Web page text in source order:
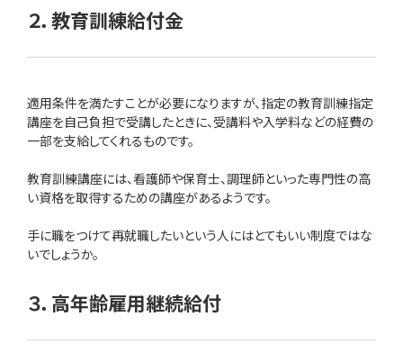
２．教育訓練給付金
適用条件を満たすことが必要になりますが、指定の教育訓練指定
講座を自己負担で受講したときに、受講料や入学料などの経費の
一部を支給してくれるものです。
教育訓練講座には、看護師や保育士、調理師といった専門性の高
い資格を取得するための講座があるようです。
手に職をつけて再就職したいという人にはとてもいい制度ではな
いでしょうか。
３．高年齢雇用継続給付